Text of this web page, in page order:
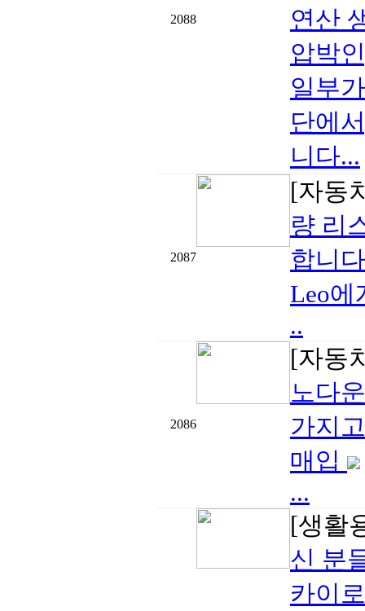
2088
연산
압박
일부
단에
니다...
2087
[자동
량 리
합니
Leo
..
2086
[자동
노다
가지
매입
...
[생활
신 분
카이